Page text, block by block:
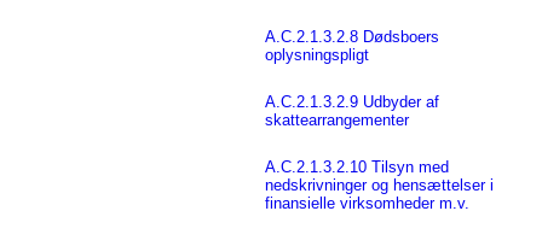
A.C.2.1.3.2.8 Dødsboers
oplysningspligt
A.C.2.1.3.2.9 Udbyder af
skattearrangementer
A.C.2.1.3.2.10 Tilsyn med
nedskrivninger og hensættelser i
finansielle virksomheder m.v.